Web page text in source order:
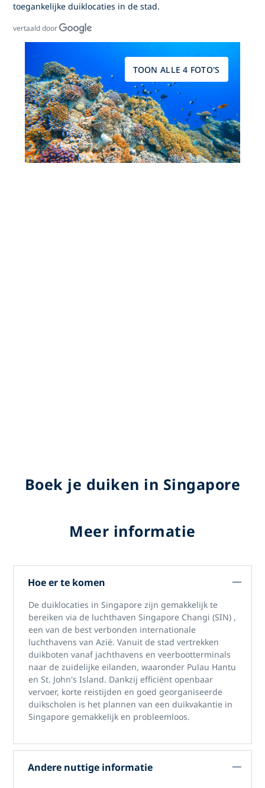
toegankelijke duiklocaties in de stad.
vertaald door
TOON ALLE 4 FOTO'S
Boek je duiken in Singapore
Meer informatie
Hoe er te komen
De duiklocaties in Singapore zijn gemakkelijk te
bereiken viade luchthaven Singapore Changi (SIN) ,
een van de best verbonden internationale
luchthavens van Azië. Vanuit de stad vertrekken
duikboten vanaf jachthavens en veerbootterminals
naar de zuidelijke eilanden, waaronder Pulau Hantu
en St. John's Island. Dankzij efficiënt openbaar
vervoer, korte reistijden en goed georganiseerde
duikscholen is het plannen van eenduikvakantie in
Singapore gemakkelijk en probleemloos.
Andere nuttige informatie